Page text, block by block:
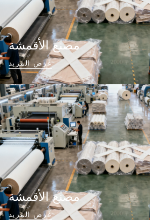
مصنع الأقمشة
عرض المزيد
مصنع الأقمشة
عرض المزيد